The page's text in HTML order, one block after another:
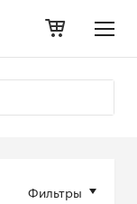
Фильтры